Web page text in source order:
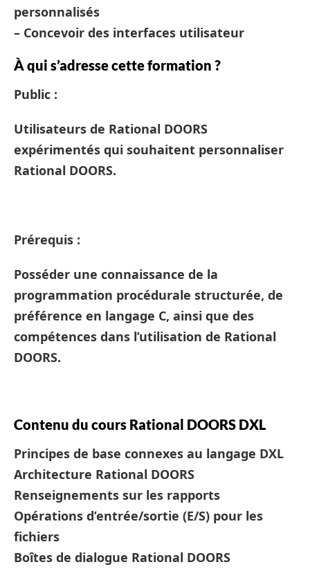
personnalisés
– Concevoir des interfaces utilisateur
À qui s’adresse cette formation ?
Public :
Utilisateurs de Rational DOORS
expérimentés qui souhaitent personnaliser
Rational DOORS.
Prérequis :
Posséder une connaissance de la
programmation procédurale structurée, de
préférence en langage C, ainsi que des
compétences dans l’utilisation de Rational
DOORS.
Contenu du cours Rational DOORS DXL
Principes de base connexes au langage DXL
Architecture Rational DOORS
Renseignements sur les rapports
Opérations d’entrée/sortie (E/S) pour les
fichiers
Boîtes de dialogue Rational DOORS